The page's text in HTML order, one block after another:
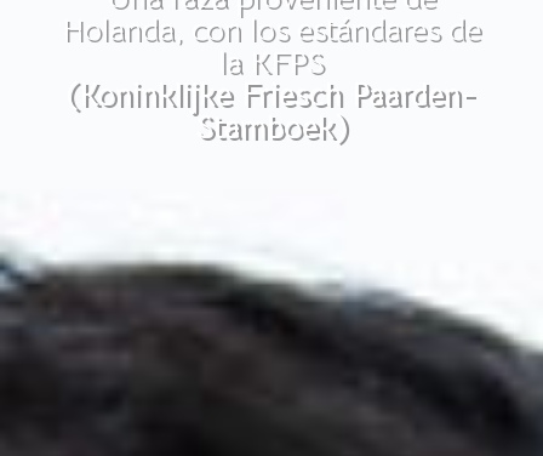
Holanda, con los estándares de
la KFPS
(Koninklijke Friesch Paarden-
Stamboek)